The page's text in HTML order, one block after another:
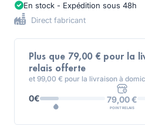
En stock - Expédition sous 48h
Direct fabricant
Plus que 79,00 € pour la
relais offerte
et 99,00 € pour la livraison à
0€ 79,00 €
POINT RELAIS